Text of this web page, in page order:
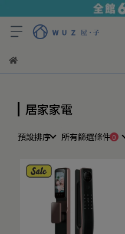
居家家電
預設排序 所有篩選條件